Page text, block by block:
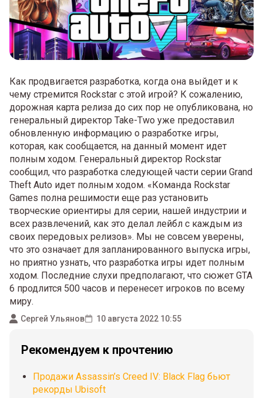
Как продвигается разработка, когда она выйдет и к
чему стремится Rockstar с этой игрой? К сожалению,
дорожная карта релиза до сих пор не опубликована, но
генеральный директор Take-Two уже предоставил
обновленную информацию о разработке игры,
которая, как сообщается, на данный момент идет
полным ходом. Генеральный директор Rockstar
сообщил, что разработка следующей части серии Grand
Theft Auto идет полным ходом. «Команда Rockstar
Games полна решимости еще раз установить
творческие ориентиры для серии, нашей индустрии и
всех развлечений, как это делал лейбл с каждым из
своих передовых релизов». Мы не совсем уверены,
что это означает для запланированного выпуска игры,
но приятно узнать, что разработка игры идет полным
ходом. Последние слухи предполагают, что сюжет GTA
6 продлится 500 часов и перенесет игроков по всему
миру.
Сергей Ульянов 10 августа 2022 10:55
Рекомендуем к прочтению
Продажи Assassin’s Creed IV: Black Flag бьют
рекорды Ubisoft